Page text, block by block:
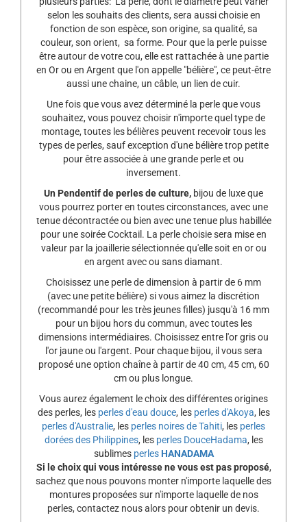
selon les souhaits des clients, sera aussi choisie en
fonction de son espèce, son origine, sa qualité, sa
couleur, son orient, sa forme. Pour que la perle puisse
être autour de votre cou, elle est rattachée à une partie
en Or ou en Argent que l'on appelle "bélière", ce peut-être
aussi une chaine, un câble, un lien de cuir.
Une fois que vous avez déterminé la perle que vous
souhaitez, vous pouvez choisir n'importe quel type de
montage, toutes les bélières peuvent recevoir tous les
types de perles, sauf exception d'une bélière trop petite
pour être associée à une grande perle et ou
inversement.
Un Pendentif de perles de culture, bijou de luxe que
vous pourrez porter en toutes circonstances, avec une
tenue décontractée ou bien avec une tenue plus habillée
pour une soirée Cocktail. La perle choisie sera mise en
valeur par la joaillerie sélectionnée qu'elle soit en or ou
en argent avec ou sans diamant.
Choisissez une perle de dimension à partir de 6 mm
(avec une petite bélière) si vous aimez la discrétion
(recommandé pour les très jeunes filles) jusqu'à 16 mm
pour un bijou hors du commun, avec toutes les
dimensions intermédiaires. Choisissez entre l'or gris ou
l'or jaune ou l'argent. Pour chaque bijou, il vous sera
proposé une option chaîne à partir de 40 cm, 45 cm, 60
cm ou plus longue.
Vous aurez également le choix des différentes origines
des perles, les perles d'eau douce, les perles d'Akoya, les
perles d'Australie, les perles noires de Tahiti, les perles
dorées des Philippines, les perles DouceHadama, les
sublimes perles HANADAMA
Si le choix qui vous intéresse ne vous est pas proposé,
sachez que nous pouvons monter n'importe laquelle des
montures proposées sur n'importe laquelle de nos
perles, contactez nous alors pour obtenir un devis.